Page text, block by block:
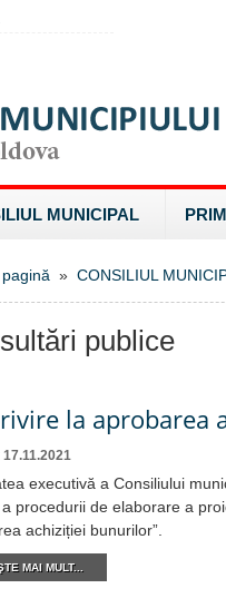
MUNICIPAL
» CONSILIUL
publice
la
17.11.2021
executivă a Consiliului
procedurii de elaborare a
achiziției bunurilor”.
MAI MULT...